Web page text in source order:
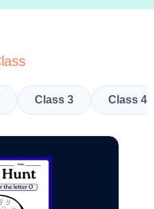
Class 3 Class 4